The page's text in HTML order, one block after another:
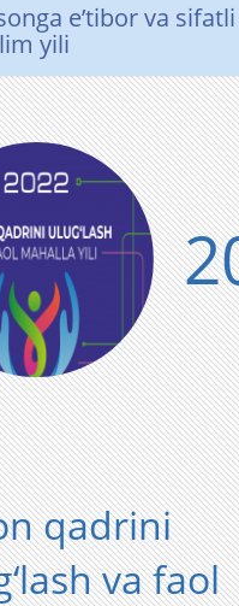
eʼtibor va sifatli
yili
qadrini
va faol